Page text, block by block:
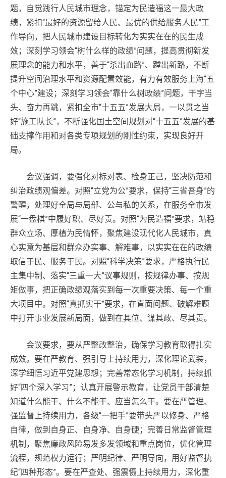
题，自觉践行人民城市理念，锚定为民造福这一最大政
绩，紧扣“最好的资源留给人民、最优的供给服务人民”工
作导向，把人民城市建设目标转化为实实在在的民生成
效；深刻学习领会“树什么样的政绩”问题，提高贯彻新发
展理念的能力和水平，善于“杀出血路”、蹚出新路，不断
提升空间治理水平和资源配置效能，有力有效服务上海“五
个中心”建设；深刻学习领会“靠什么树政绩”问题，干字当
头、奋力再跳，紧扣全市“十五五”发展大局，一以贯之当
好“施工队长”，不断强化国土空间规划对“十五五”发展的基
础支撑作用和对各类专项规划的刚性约束，实现良好开
局。
会议强调，要强化对标对表、检身正己，坚决防范和
纠治政绩观偏差。对照“立党为公”要求，保持“三省吾身”的
警醒，处理好全局与局部、公与私的关系，在服务全市发
展“一盘棋”中履好职、尽好责。对照“为民造福”要求，站稳
群众立场、厚植为民情怀，聚焦建设现代化人民城市，真
心实意为基层和群众办实事、解难事，以实实在在的政绩
取信于民、服务于民。对照“科学决策”要求，严格执行民
主集中制、落实“三重一大”议事规则，按规律办事、按规
矩做事，把正确政绩观落实到每一次重要决策、每一个重
大项目中。对照“真抓实干”要求，在直面问题、破解难题
中打开事业发展新局面，做到在其位、谋其政、尽其责。
会议要求，要从严整改整治，确保学习教育取得扎实
成效。要在严教育、强引导上持续用力，深化理论武装，
深学细悟习近平党建思想；完善常态化学习机制，持续抓
好“四个深入学习”；认真开展警示教育，让党员干部清楚
知道什么能干、什么不能干、应当怎么干。要在严管理、
强监督上持续用力，各级“一把手”要带头严以修身、严格
自律，做到自身正、自身净、自身硬；完善日常监督管理
机制，聚焦廉政风险易发多发领域和重点岗位，优化管理
流程，规范权力运行；严明纪律、严明导向，用好监督执
纪“四种形态”。要在严查处、强震慑上持续用力，深化重